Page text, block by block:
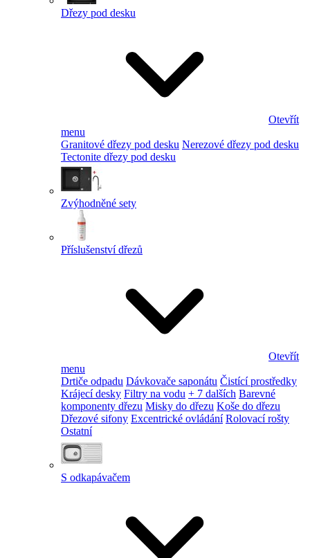
Dřezy pod desku
Otevřít
menu
Granitové dřezy pod desku Nerezové dřezy pod desku
Tectonite dřezy pod desku
Zvýhodněné sety
Příslušenství dřezů
Otevřít
menu
Drtiče odpadu Dávkovače saponátu Čistící prostředky
Krájecí desky Filtry na vodu + 7 dalších Barevné
komponenty dřezu Misky do dřezu Koše do dřezu
Dřezové sifony Excentrické ovládání Rolovací rošty
Ostatní
S odkapávačem